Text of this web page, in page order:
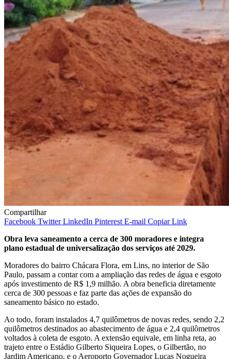
Compartilhar
Facebook Twitter LinkedIn Pinterest E-mail Copiar Link
Obra leva saneamento a cerca de 300 moradores e integra
plano estadual de universalização dos serviços até 2029.
Moradores do bairro Chácara Flora, em Lins, no interior de São
Paulo, passam a contar com a ampliação das redes de água e esgoto
após investimento de R$ 1,9 milhão. A obra beneficia diretamente
cerca de 300 pessoas e faz parte das ações de expansão do
saneamento básico no estado.
Ao todo, foram instalados 4,7 quilômetros de novas redes, sendo 2,2
quilômetros destinados ao abastecimento de água e 2,4 quilômetros
voltados à coleta de esgoto. A extensão equivale, em linha reta, ao
trajeto entre o Estádio Gilberto Siqueira Lopes, o Gilbertão, no
Jardim Americano, e o Aeroporto Governador Lucas Nogueira